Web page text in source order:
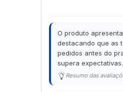
O produto
destacando que as
pedidos antes do
supera expectativas.
Resumo das